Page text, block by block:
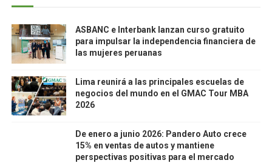
ASBANC e Interbank lanzan curso gratuito
para impulsar la independencia financiera de
las mujeres peruanas
Lima reunirá a las principales escuelas de
negocios del mundo en el GMAC Tour MBA
2026
De enero a junio 2026: Pandero Auto crece
15% en ventas de autos y mantiene
perspectivas positivas para el mercado